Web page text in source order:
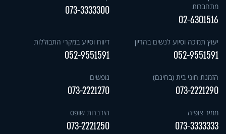
מתחברות
02-6301516
073-3333300
יעוץ תמיכה וסיוע לנשים בהריון
052-9551591
דיווח וסיוע במקרי התבוללות
052-9551591
הזמנת חוגי בית (בחינם)
073-2221290
נופשים
073-2221270
ממיר צופיה
073-3333333
הידברות שופס
073-2221250